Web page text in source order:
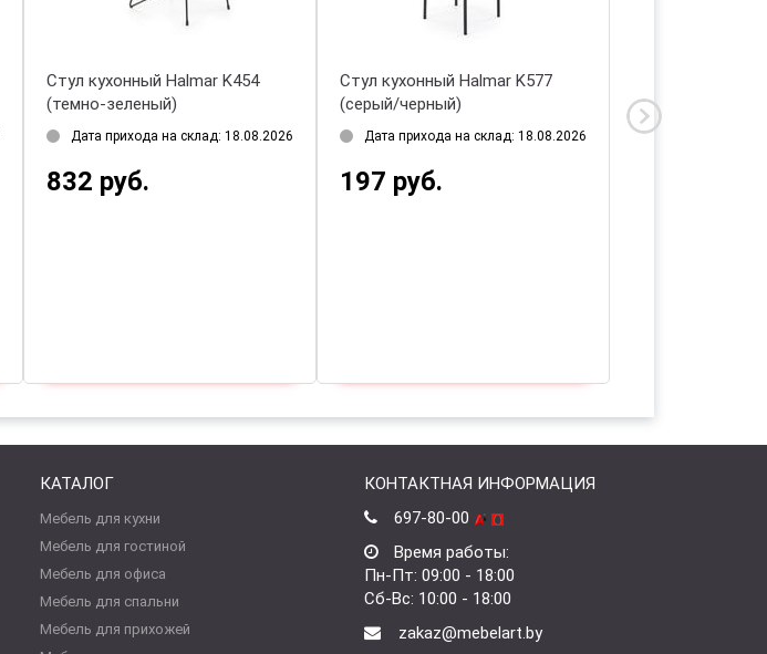
Стул кухонный Halmar K454
(темно-зеленый)
Дата прихода на склад: 18.08.2026
832 руб.
Стул кухонный Halmar K577
(серый/черный)
Дата прихода на склад: 18.08.2026
197 руб.
(темно-синий/
КАТАЛОГ
Мебель для кухни
Мебель для гостиной
Мебель для офиса
Мебель для спальни
Мебель для прихожей
КОНТАКТНАЯ ИНФОРМАЦИЯ
697-80-00
Время работы:
Пн-Пт: 09:00 - 18:00
Сб-Вс: 10:00 - 18:00
zakaz@mebelart.by